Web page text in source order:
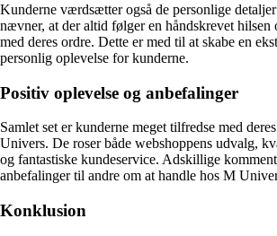
Kunderne værdsætter også de personlige
nævner, at der altid følger en håndskrevet hilsen
med deres ordre. Dette er med til at skabe en
personlig oplevelse for kunderne.
Positiv oplevelse og anbefalinger
Samlet set er kunderne meget tilfredse med
Univers. De roser både webshoppens udvalg,
og fantastiske kundeservice. Adskillige
anbefalinger til andre om at handle hos M
Konklusion